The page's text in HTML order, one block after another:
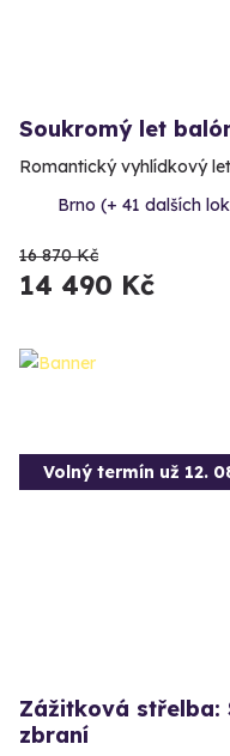
Soukromý let
Romantický vyhlídkový
Brno (+ 41 dalších
16 870 Kč
14 490 Kč
Volný termín už 12.
Zážitková střelba:
zbraní